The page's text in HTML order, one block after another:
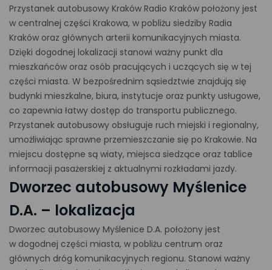
Przystanek autobusowy Kraków Radio Kraków położony jest
w centralnej części Krakowa, w pobliżu siedziby Radia
Kraków oraz głównych arterii komunikacyjnych miasta.
Dzięki dogodnej lokalizacji stanowi ważny punkt dla
mieszkańców oraz osób pracujących i uczących się w tej
części miasta. W bezpośrednim sąsiedztwie znajdują się
budynki mieszkalne, biura, instytucje oraz punkty usługowe,
co zapewnia łatwy dostęp do transportu publicznego.
Przystanek autobusowy obsługuje ruch miejski i regionalny,
umożliwiając sprawne przemieszczanie się po Krakowie. Na
miejscu dostępne są wiaty, miejsca siedzące oraz tablice
informacji pasażerskiej z aktualnymi rozkładami jazdy.
Dworzec autobusowy Myślenice
D.A. – lokalizacja
Dworzec autobusowy Myślenice D.A. położony jest
w dogodnej części miasta, w pobliżu centrum oraz
głównych dróg komunikacyjnych regionu. Stanowi ważny